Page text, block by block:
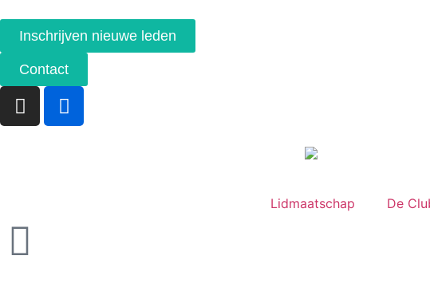
Inschrijven nieuwe leden
Contact
Lidmaatschap De